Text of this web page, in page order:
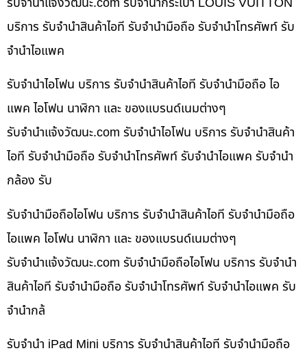
บริการ รับจำนำสินค้าไอที รับจำนำมือถือ รับจำนำโทรศัพท์ รับ
จำนำไอแพค
รับจำนำไอโฟน บริการ รับจำนำสินค้าไอที รับจำนำมือถือ ไอ
แพค ไอโฟน นาฬิกา และ ของแบรนด์เนมต่างๆ
รับจํานําแจ้งวัฒนะ.com รับจำนำไอโฟน บริการ รับจำนำสินค้า
ไอที รับจำนำมือถือ รับจำนำโทรศัพท์ รับจำนำไอแพค รับจำนำ
กล้อง รับ
รับจำนำมือถือไอโฟน บริการ รับจำนำสินค้าไอที รับจำนำมือถือ
ไอแพค ไอโฟน นาฬิกา และ ของแบรนด์เนมต่างๆ
รับจํานําแจ้งวัฒนะ.com รับจำนำมือถือไอโฟน บริการ รับจำนำ
สินค้าไอที รับจำนำมือถือ รับจำนำโทรศัพท์ รับจำนำไอแพค รับ
จำนำกล้
รับจำนำ iPad Mini บริการ รับจำนำสินค้าไอที รับจำนำมือถือ